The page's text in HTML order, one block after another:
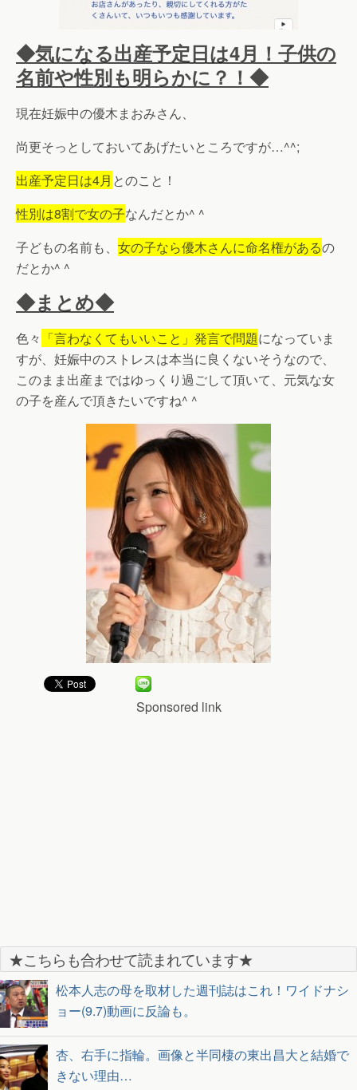
◆気になる出産予定日は4月！子供の
名前や性別も明らかに？！◆
現在妊娠中の優木まおみさん、
尚更そっとしておいてあげたいところですが…^^;
出産予定日は4月 とのこと！
性別は8割で女の子なんだとか^ ^
子どもの名前も、 女の子なら優木さんに命名権があるの
だとか^ ^
◆まとめ◆
色々 「言わなくてもいいこと」発言で問題になっていま
すが、妊娠中のストレスは本当に良くないそうなので、
このまま出産まではゆっくり過ごして頂いて、元気な女
の子を産んで頂きたいですね^ ^
Sponsored link
★こちらも合わせて読まれています★
松本人志の母を取材した週刊誌はこれ！ワイドナシ
ョー(9.7)動画に反論も。
杏、右手に指輪。画像と半同棲の東出昌大と結婚で
きない理由…